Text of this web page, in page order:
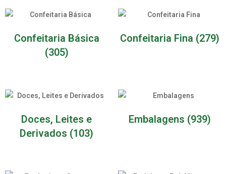
Confeitaria Básica
(305)
Confeitaria Fina (279)
Doces, Leites e
Derivados (103)
Embalagens (939)